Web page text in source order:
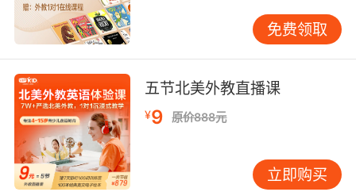
She is a doctor.（名词） The book is on the
table.（介词短语） 如何帮助孩子掌握连系动
词？ 通过例句学习：为孩子提供丰富的例句，帮
助他们理解连系动词的用法。例如，可以让孩子
模仿造句： The cat is cute.（猫很可爱。） The
music sounds loud.（音乐听起来很大声。） 使
用游戏和练习：通过填空、选择题或配对游戏，
让孩子在轻松的氛围中掌握连系动词。例如： 填
空题：She ____ happy.（答案：is） 选择题：
免费领取
五节北美外教直播课
¥9 原价888元
立即购买